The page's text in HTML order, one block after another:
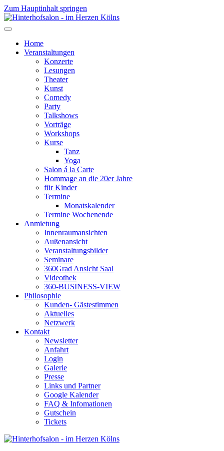
Zum Hauptinhalt springen
Home
Veranstaltungen
Konzerte
Lesungen
Theater
Kunst
Comedy
Party
Talkshows
Vorträge
Workshops
Kurse
Tanz
Yoga
Salon á la Carte
Hommage an die 20er Jahre
für Kinder
Termine
Monatskalender
Termine Wochenende
Anmietung
Innenraumansichten
Außenansicht
Veranstaltungsbilder
Seminare
360Grad Ansicht Saal
Videothek
360-BUSINESS-VIEW
Philosophie
Kunden- Gästestimmen
Aktuelles
Netzwerk
Kontakt
Newsletter
Anfahrt
Login
Galerie
Presse
Links und Partner
Google Kalender
FAQ & Infomationen
Gutschein
Tickets